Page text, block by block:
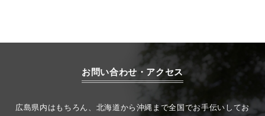
お問い合わせ・アクセス
広島県内はもちろん、北海道から沖縄まで全国でお手伝いしてお